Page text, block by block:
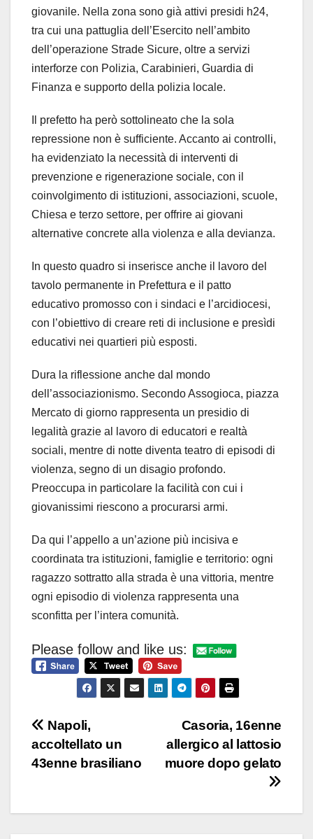
giovanile. Nella zona sono già attivi presidi h24,
tra cui una pattuglia dell’Esercito nell’ambito
dell’operazione Strade Sicure, oltre a servizi
interforze con Polizia, Carabinieri, Guardia di
Finanza e supporto della polizia locale.
Il prefetto ha però sottolineato che la sola
repressione non è sufficiente. Accanto ai controlli,
ha evidenziato la necessità di interventi di
prevenzione e rigenerazione sociale, con il
coinvolgimento di istituzioni, associazioni, scuole,
Chiesa e terzo settore, per offrire ai giovani
alternative concrete alla violenza e alla devianza.
In questo quadro si inserisce anche il lavoro del
tavolo permanente in Prefettura e il patto
educativo promosso con i sindaci e l’arcidiocesi,
con l’obiettivo di creare reti di inclusione e presìdi
educativi nei quartieri più esposti.
Dura la riflessione anche dal mondo
dell’associazionismo. Secondo Assogioca, piazza
Mercato di giorno rappresenta un presidio di
legalità grazie al lavoro di educatori e realtà
sociali, mentre di notte diventa teatro di episodi di
violenza, segno di un disagio profondo.
Preoccupa in particolare la facilità con cui i
giovanissimi riescono a procurarsi armi.
Da qui l’appello a un’azione più incisiva e
coordinata tra istituzioni, famiglie e territorio: ogni
ragazzo sottratto alla strada è una vittoria, mentre
ogni episodio di violenza rappresenta una
sconfitta per l’intera comunità.
Please follow and like us:
Navigazione
articoli
Casoria, 16enne
allergico al lattosio
muore dopo gelato
Napoli,
accoltellato un
43enne brasiliano